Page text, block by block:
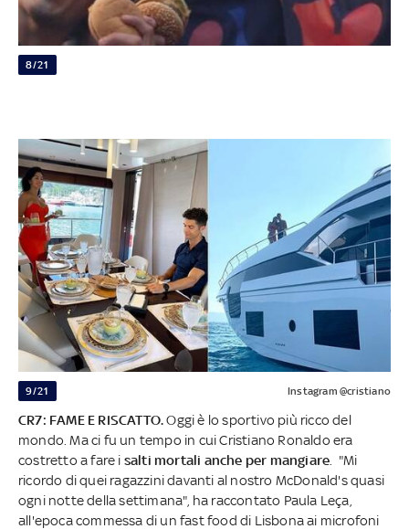
8/21
9/21 Instagram @cristiano
CR7: FAME E RISCATTO.Oggi è lo sportivo più ricco del
mondo. Ma ci fu un tempo in cui Cristiano Ronaldo era
costretto a fare i salti mortali anche per mangiare. "Mi
ricordo di quei ragazzini davanti al nostro McDonald's quasi
ogni notte della settimana", ha raccontato Paula Leça,
all'epoca commessa di un fast food di Lisbona ai microfoni